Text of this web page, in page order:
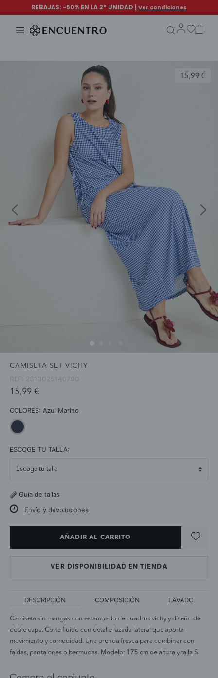
15,99 €
CAMISETA SET VICHY
REF: 2613025140790
15,99 €
COLORES: Azul Marino
ESCOGE TU TALLA:
Guía de tallas
Envío y devoluciones
AÑADIR AL CARRITO
VER DISPONIBILIDAD EN TIENDA
DESCRIPCIÓN COMPOSICIÓN LAVADO
Camiseta sin mangas con estampado de cuadros vichy y diseño de
doble capa. Corte fluido con detalle lazada lateral que aporta
movimiento y comodidad. Una prenda fresca para combinar con
faldas, pantalones o bermudas. Modelo: 175 cm de altura y talla S.